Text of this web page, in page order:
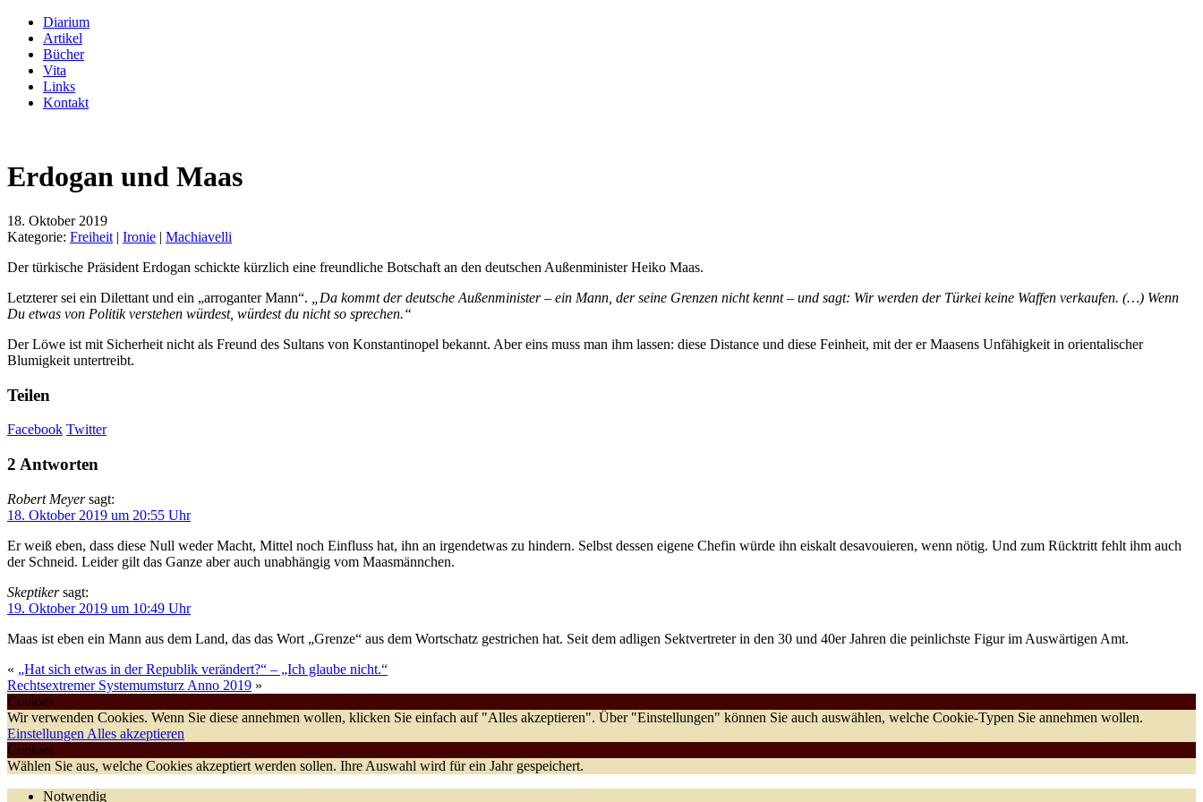
Diarium
Artikel
Bücher
Vita
Links
Kontakt
Erdogan und Maas
18. Oktober 2019
Kategorie: Freiheit | Ironie | Machiavelli
Der türkische Präsident Erdogan schickte kürzlich eine freundliche Botschaft an den deutschen Außenminister Heiko Maas.
Letzterer sei ein Dilettant und ein „arroganter Mann“.
„Da kommt der deutsche Außenminister – ein Mann, der seine Grenzen nicht kennt – und sagt: Wir werden der Türkei keine Waffen verkaufen. (…) Wenn
Du etwas von Politik verstehen würdest, würdest du nicht so sprechen.“
Der Löwe ist mit Sicherheit nicht als Freund des Sultans von Konstantinopel bekannt. Aber eins muss man ihm lassen: diese Distance und diese Feinheit, mit der er Maasens Unfähigkeit in orientalischer
Blumigkeit untertreibt.
Teilen
Facebook Twitter
2 Antworten
Robert Meyer sagt:
18. Oktober 2019 um 20:55 Uhr
Er weiß eben, dass diese Null weder Macht, Mittel noch Einfluss hat, ihn an irgendetwas zu hindern. Selbst dessen eigene Chefin würde ihn eiskalt desavouieren, wenn nötig. Und zum Rücktritt fehlt ihm auch
der Schneid. Leider gilt das Ganze aber auch unabhängig vom Maasmännchen.
Skeptiker sagt:
19. Oktober 2019 um 10:49 Uhr
Maas ist eben ein Mann aus dem Land, das das Wort „Grenze“ aus dem Wortschatz gestrichen hat. Seit dem adligen Sektvertreter in den 30 und 40er Jahren die peinlichste Figur im Auswärtigen Amt.
« „Hat sich etwas in der Republik verändert?“ – „Ich glaube nicht.“
Rechtsextremer Systemumsturz Anno 2019 »
Cookies
Wir verwenden Cookies. Wenn Sie diese annehmen wollen, klicken Sie einfach auf "Alles akzeptieren". Über "Einstellungen" können Sie auch auswählen, welche Cookie-Typen Sie annehmen wollen.
Einstellungen Alles akzeptieren
Cookies
Wählen Sie aus, welche Cookies akzeptiert werden sollen. Ihre Auswahl wird für ein Jahr gespeichert.
Notwendig